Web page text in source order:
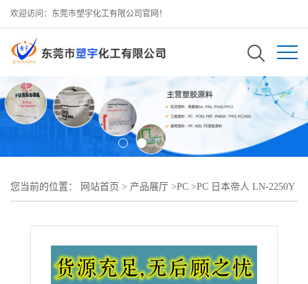
欢迎访问：东莞市塑宇化工有限公司官网！
您当前的位置： 网站首页 > 产品展厅 >PC >PC 日本帝人 LN-2250Y